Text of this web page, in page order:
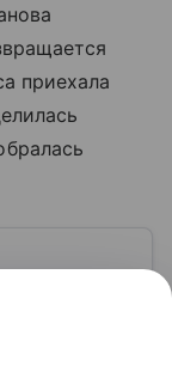
приехала
Америки с
играет